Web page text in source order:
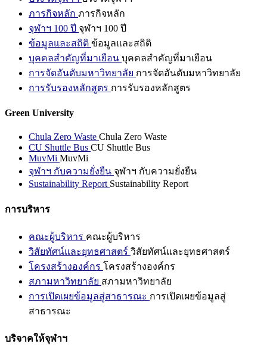
ภารกิจหลัก ภารกิจหลัก
จุฬาฯ 100 ปี จุฬาฯ 100 ปี
ข้อมูลและสถิติ ข้อมูลและสถิติ
บุคคลสำคัญที่มาเยือน บุคคลสำคัญที่มาเยือน
การจัดอันดับมหาวิทยาลัย การจัดอันดับมหาวิทยาลัย
การรับรองหลักสูตร การรับรองหลักสูตร
Green University
Chula Zero Waste Chula Zero Waste
CU Shuttle Bus CU Shuttle Bus
MuvMi MuvMi
จุฬาฯ กับความยั่งยืน จุฬาฯ กับความยั่งยืน
Sustainability Report Sustainability Report
การบริหาร
คณะผู้บริหาร คณะผู้บริหาร
วิสัยทัศน์และยุทธศาสตร์ วิสัยทัศน์และยุทธศาสตร์
โครงสร้างองค์กร โครงสร้างองค์กร
สภามหาวิทยาลัย สภามหาวิทยาลัย
การเปิดเผยข้อมูลสู่สาธารณะ การเปิดเผยข้อมูลสู่
สาธารณะ
บริจาคให้จุฬาฯ